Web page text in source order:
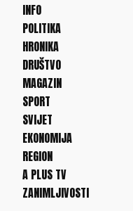
INFO
POLITIKA
HRONIKA
DRUŠTVO
MAGAZIN
SPORT
SVIJET
EKONOMIJA
REGION
A PLUS TV
ZANIMLJIVOSTI